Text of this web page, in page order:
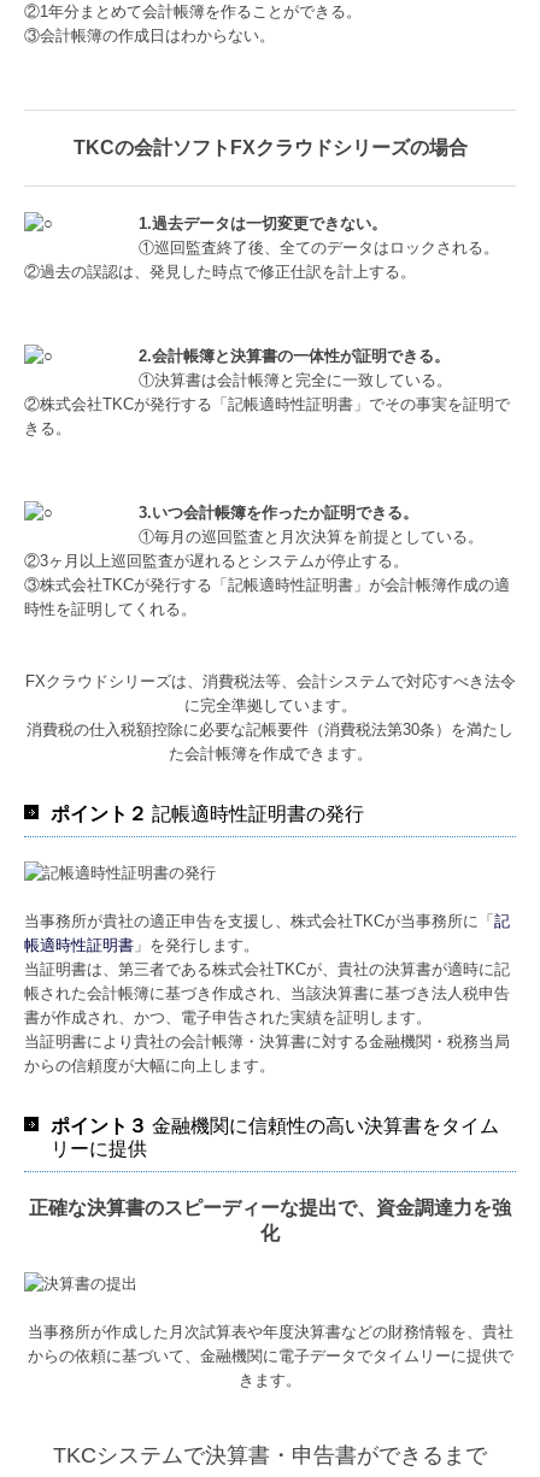
②1年分まとめて会計帳簿を作ることができる。
③会計帳簿の作成日はわからない。
TKCの会計ソフトFXクラウドシリーズの場合
1.過去データは一切変更できない。
①巡回監査終了後、全てのデータはロックされる。
②過去の誤認は、発見した時点で修正仕訳を計上する。
2.会計帳簿と決算書の一体性が証明できる。
①決算書は会計帳簿と完全に一致している。
②株式会社TKCが発行する「記帳適時性証明書」でその事実を証明で
きる。
3.いつ会計帳簿を作ったか証明できる。
①毎月の巡回監査と月次決算を前提としている。
②3ヶ月以上巡回監査が遅れるとシステムが停止する。
③株式会社TKCが発行する「記帳適時性証明書」が会計帳簿作成の適
時性を証明してくれる。
FXクラウドシリーズは、消費税法等、会計システムで対応すべき法令
に完全準拠しています。
消費税の仕入税額控除に必要な記帳要件（消費税法第30条）を満たし
た会計帳簿を作成できます。
ポイント２ 記帳適時性証明書の発行
当事務所が貴社の適正申告を支援し、株式会社TKCが当事務所に「 記
帳適時性証明書 」を発行します。
当証明書は、第三者である株式会社TKCが、貴社の決算書が適時に記
帳された会計帳簿に基づき作成され、当該決算書に基づき法人税申告
書が作成され、かつ、電子申告された実績を証明します。
当証明書により貴社の会計帳簿・決算書に対する金融機関・税務当局
からの信頼度が大幅に向上します。
ポイント３ 金融機関に信頼性の高い決算書をタイム
リーに提供
正確な決算書のスピーディーな提出で、資金調達力を強
化
当事務所が作成した月次試算表や年度決算書などの財務情報を、 貴社
からの依頼に基づいて、金融機関に電子データでタイムリーに提供で
きます。
TKCシステムで決算書・申告書ができるまで